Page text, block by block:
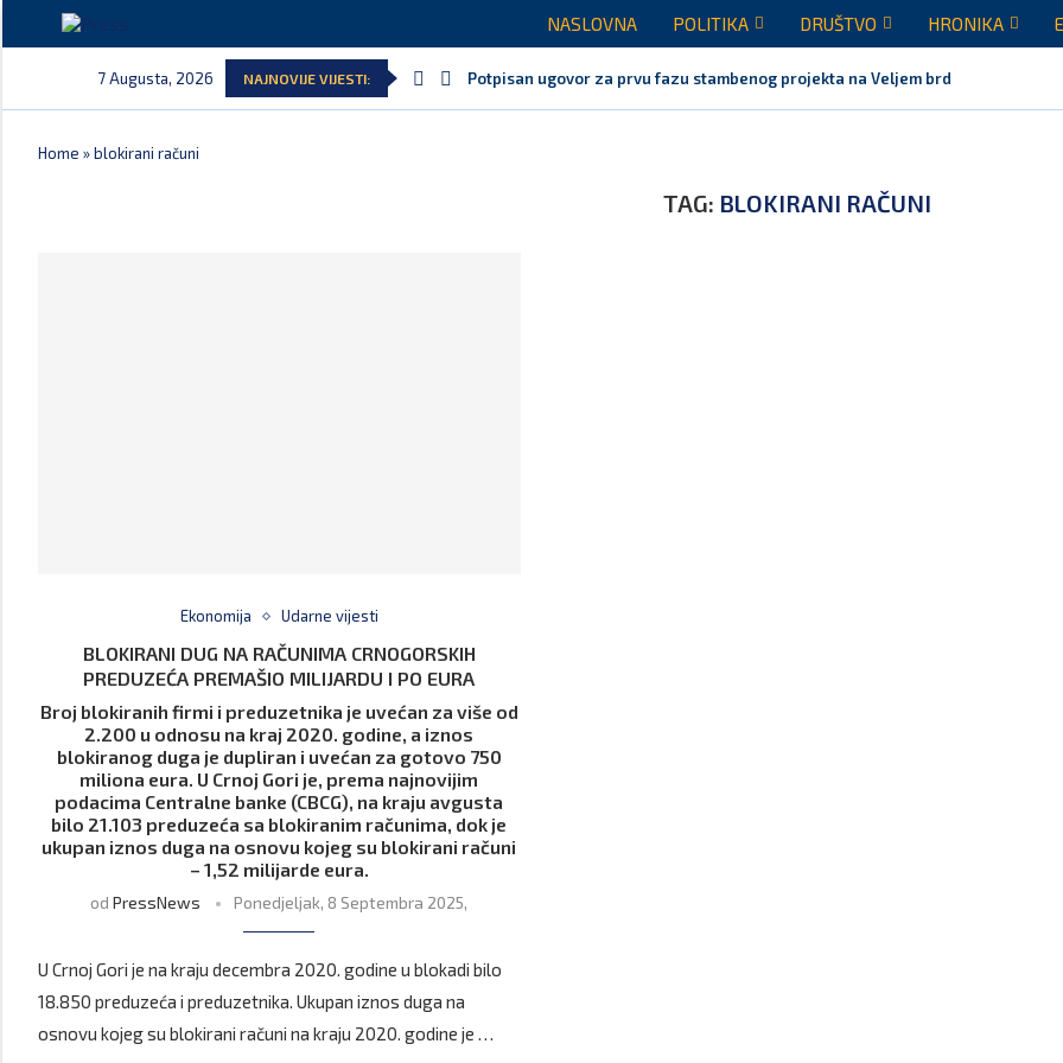
NASLOVNA POLITIKA DRUŠTVO HRONIKA
7 Augusta, 2026 NAJNOVIJE VIJESTI: Potpisan ugovor za prvu fazu stambenog projekta na Veljem brdu vrijednu...
Home »blokirani računi
TAG: BLOKIRANI RAČUNI
Ekonomija Udarne vijesti
BLOKIRANI DUG NA RAČUNIMA CRNOGORSKIH
PREDUZEĆA PREMAŠIO MILIJARDU I PO EURA
Broj blokiranih firmi i preduzetnika je uvećan za više od
2.200 u odnosu na kraj 2020. godine, a iznos
blokiranog duga je dupliran i uvećan za gotovo 750
miliona eura. U Crnoj Gori je, prema najnovijim
podacima Centralne banke (CBCG), na kraju avgusta
bilo 21.103 preduzeća sa blokiranim računima, dok je
ukupan iznos duga na osnovu kojeg su blokirani računi
– 1,52 milijarde eura.
odPressNews Ponedjeljak, 8 Septembra 2025,
U Crnoj Gori je na kraju decembra 2020. godine u blokadi bilo
18.850 preduzeća i preduzetnika. Ukupan iznos duga na
osnovu kojeg su blokirani računi na kraju 2020. godine je …